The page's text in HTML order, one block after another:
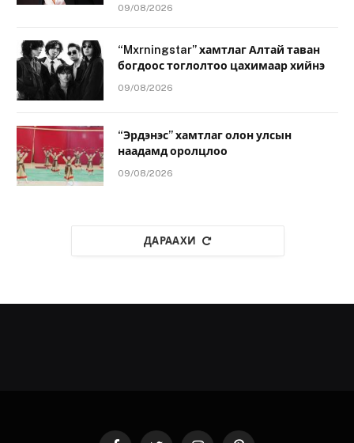
09/08/2026
“Mxrningstar” хамтлаг Алтай таван
богдоос тоглолтоо цахимаар хийнэ
09/08/2026
“Эрдэнэс” хамтлаг олон улсын
наадамд оролцлоо
09/08/2026
ДАРААХИ